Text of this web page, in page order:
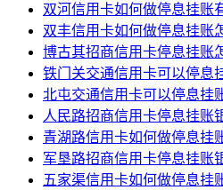
双河信用卡如何做停息挂账
双丰信用卡如何做停息挂账
博古其招商信用卡停息挂账
铁门关交通信用卡可以停息
北屯交通信用卡可以停息挂
人民路招商信用卡停息挂账
青湖路信用卡如何做停息挂
军垦路招商信用卡停息挂账
五家渠信用卡如何做停息挂